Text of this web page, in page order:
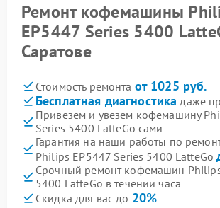
Ремонт кофемашины
EP5447 Series 5400
Саратове
Стоимость ремонта от 1025 руб.
Бесплатная диагностика даже
Привезем и увезем кофемашину
Series 5400 LatteGo сами
Гарантия на наши работы по
Philips EP5447 Series 5400 LatteGo
Срочный ремонт кофемашин
5400 LatteGo в течении часа
Скидка для вас до 20%